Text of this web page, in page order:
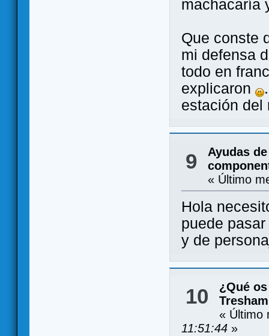
machacaría
Que conste
mi defensa
todo en
explicaron
estación del
9
Ayudas
« Último
Hola
puede
y de
10
¿Qué
« Último
11:51:44 »